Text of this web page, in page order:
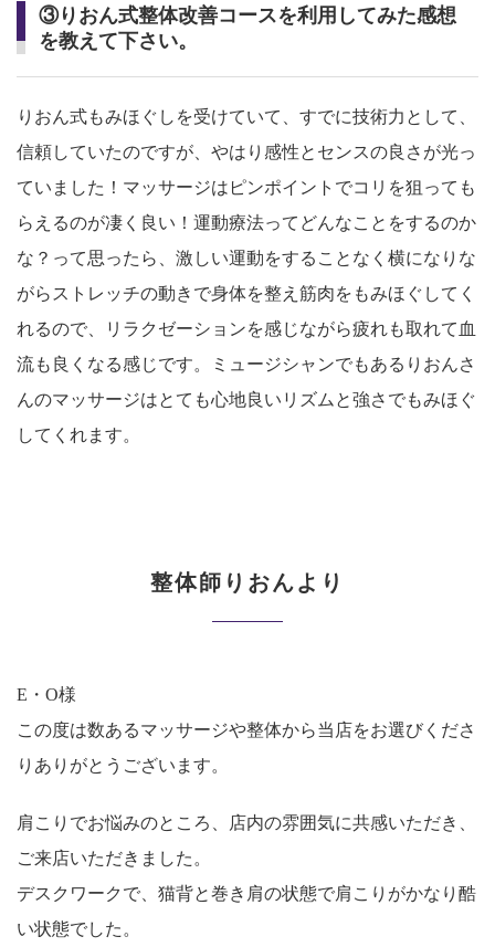
③りおん式整体改善コースを利用してみた感想
を教えて下さい。
りおん式もみほぐしを受けていて、すでに技術力として、
信頼していたのですが、やはり感性とセンスの良さが光っ
ていました！マッサージはピンポイントでコリを狙っても
らえるのが凄く良い！運動療法ってどんなことをするのか
な？って思ったら、激しい運動をすることなく横になりな
がらストレッチの動きで身体を整え筋肉をもみほぐしてく
れるので、リラクゼーションを感じながら疲れも取れて血
流も良くなる感じです。ミュージシャンでもあるりおんさ
んのマッサージはとても心地良いリズムと強さでもみほぐ
してくれます。
整体師りおんより
E・O様
この度は数あるマッサージや整体から当店をお選びくださ
りありがとうございます。
肩こりでお悩みのところ、店内の雰囲気に共感いただき、
ご来店いただきました。
デスクワークで、猫背と巻き肩の状態で肩こりがかなり酷
い状態でした。